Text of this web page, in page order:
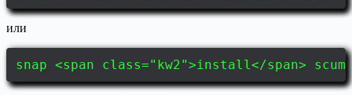
или
snap <span class="kw2">install</span>